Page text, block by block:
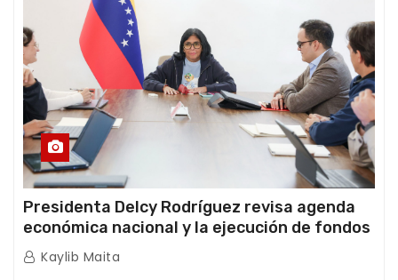
Presidenta Delcy Rodríguez revisa agenda
económica nacional y la ejecución de fondos
de emergencia post-sismos
Kaylib Maita